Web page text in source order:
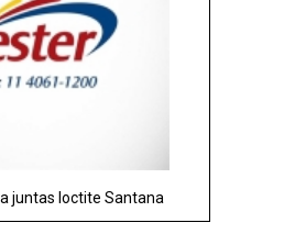
juntas loctite Santana